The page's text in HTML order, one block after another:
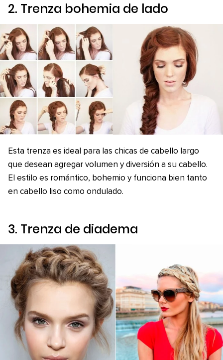
2. Trenza bohemia de lado
Esta trenza es ideal para las chicas de cabello largo
que desean agregar volumen y diversión a su cabello.
El estilo es romántico, bohemio y funciona bien tanto
en cabello liso como ondulado.
3. Trenza de diadema